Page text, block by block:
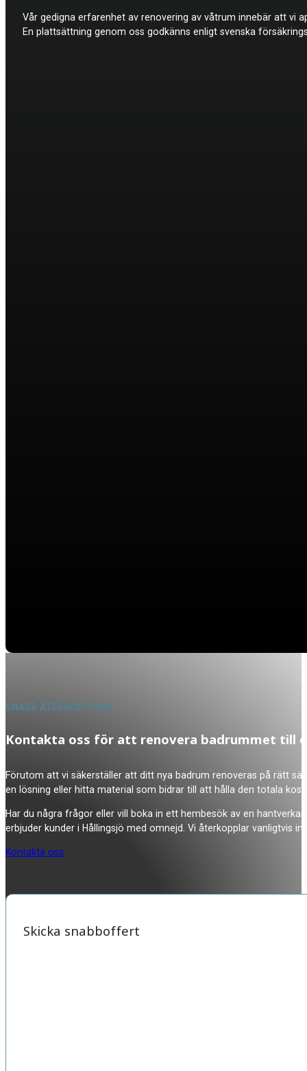
Vår gedigna erfarenhet av renovering av våtrum innebär att
En plattsättning genom oss godkänns enligt svenska
Kontakta oss för att renovera badrummet till
Förutom att vi säkerställer att ditt nya badrum renoveras på rätt
en lösning eller hitta material som bidrar till att hålla den totala
Har du några frågor eller vill boka in ett hembesök av en
erbjuder kunder i Hållingsjö med omnejd. Vi återkopplar vanligtvis
SNABB ÅTERKOPPLING
Kontakta oss
Skicka snabboffert